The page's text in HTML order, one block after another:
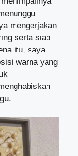
mengerjakan
serta siap
itu, saya
warna yang